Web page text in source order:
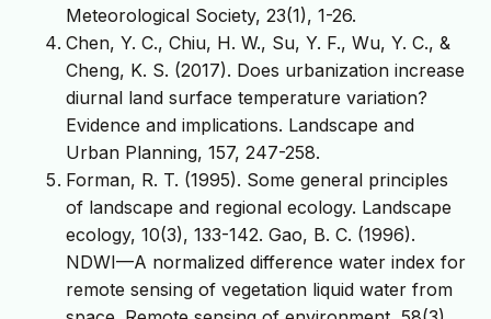
Meteorological Society, 23(1), 1-26.
Chen, Y. C., Chiu, H. W., Su, Y. F., Wu, Y. C., &
Cheng, K. S. (2017). Does urbanization increase
diurnal land surface temperature variation?
Evidence and implications. Landscape and
Urban Planning, 157, 247-258.
Forman, R. T. (1995). Some general principles
of landscape and regional ecology. Landscape
ecology, 10(3), 133-142. Gao, B. C. (1996).
NDWI—A normalized difference water index for
remote sensing of vegetation liquid water from